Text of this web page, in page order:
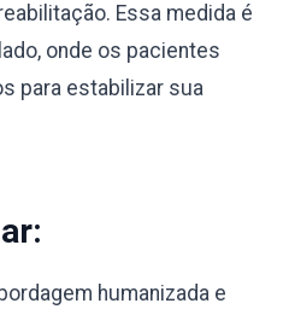
Essa medida é
onde os pacientes
para estabilizar sua
humanizada e